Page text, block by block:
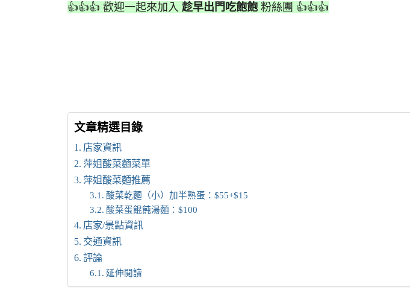
👍👍👍 歡迎一起來加入 趁早出門吃飽飽 粉絲團 👍👍👍
文章精選目錄
店家資訊
萍姐酸菜麵菜單
萍姐酸菜麵推薦
酸菜乾麵（小）加半熟蛋：$55+$15
酸菜蛋餛飩湯麵：$100
店家/景點資訊
交通資訊
評論
延伸閱讀